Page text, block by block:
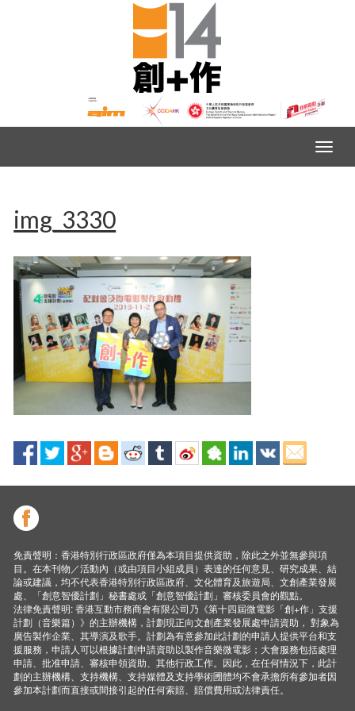
img_3330
免責聲明：香港特別行政區政府僅為本項目提供資助，除此之外並無參與項
目。在本刊物／活動內（或由項目小組成員）表達的任何意見、研究成果、結
論或建議，均不代表香港特別行政區政府、文化體育及旅遊局、文創產業發展
處、「創意智優計劃」秘書處或「創意智優計劃」審核委員會的觀點。
法律免責聲明: 香港互動市務商會有限公司乃《第十四屆微電影「創+作」支援
計劃（音樂篇）》的主辦機構，計劃現正向文創產業發展處申請資助， 對象為
廣告製作企業、其導演及歌手。計劃為有意參加此計劃的申請人提供平台和支
援服務，申請人可以根據計劃申請資助以製作音樂微電影；大會服務包括處理
申請、批准申請、審核申領資助、其他行政工作。因此，在任何情況下，此計
劃的主辦機構、支持機構、支持媒體及支持學術圑體均不會承擔所有參加者因
參加本計劃而直接或間接引起的任何索賠、賠償費用或法律責任。